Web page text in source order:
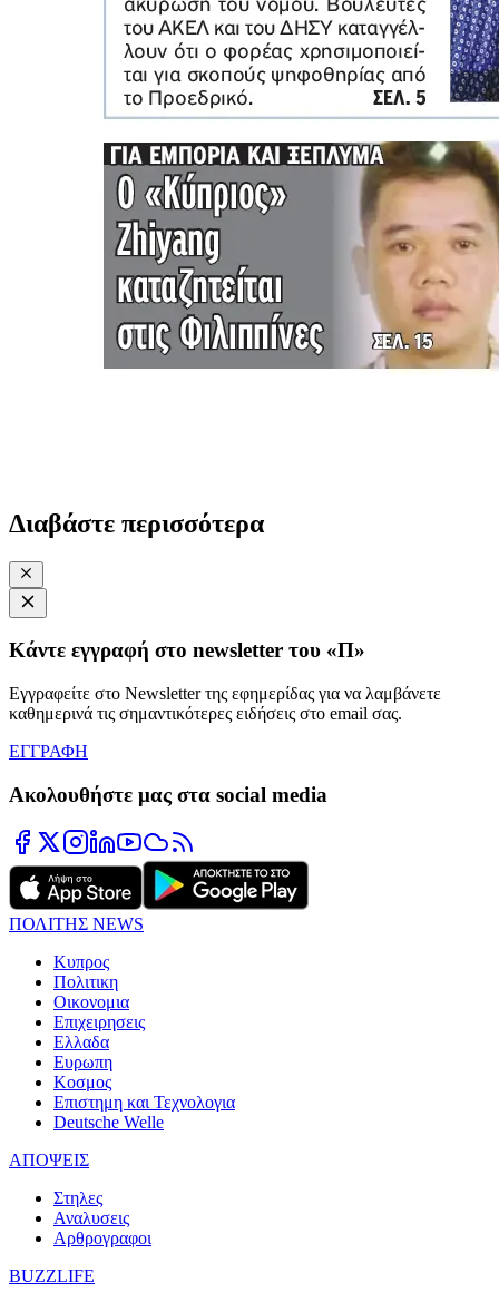
Διαβάστε περισσότερα
Κάντε εγγραφή στο newsletter του «Π»
Εγγραφείτε στο Newsletter της εφημερίδας για να λαμβάνετε
καθημερινά τις σημαντικότερες ειδήσεις στο email σας.
ΕΓΓΡΑΦΗ
Ακολουθήστε μας στα social media
ΠΟΛΙΤΗΣ NEWS
Κυπρος
Πολιτικη
Οικονομια
Επιχειρησεις
Ελλαδα
Ευρωπη
Κοσμος
Επιστημη και Τεχνολογια
Deutsche Welle
ΑΠΟΨΕΙΣ
Στηλες
Αναλυσεις
Αρθρογραφοι
BUZZLIFE